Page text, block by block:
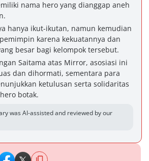
nama hero yang dianggap aneh
hanya ikut-ikutan, namun kemudian
karena kekuatannya dan
besar bagi kelompok tersebut.
Saitama atas Mirror, asosiasi ini
dan dihormati, sementara para
ketulusan serta solidaritas
botak.
was AI-assisted and reviewed by our